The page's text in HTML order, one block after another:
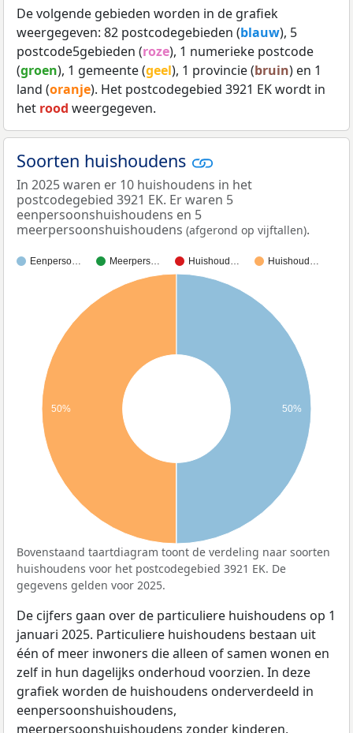
De volgende gebieden worden in de grafiek
weergegeven: 82 postcodegebieden (blauw), 5
postcode5gebieden (roze), 1 numerieke postcode
(groen), 1 gemeente (geel), 1 provincie (bruin) en 1
land (oranje). Het postcodegebied 3921 EK wordt in
het rood weergegeven.
Soorten huishoudens
In 2025 waren er 10 huishoudens in het
postcodegebied 3921 EK. Er waren 5
eenpersoonshuishoudens en 5
meerpersoonshuishoudens (afgerond op vijftallen).
Eenperso… Meerpers… Huishoud… Huishoud…
50% 50%
Bovenstaand taartdiagram toont de verdeling naar soorten
huishoudens voor het postcodegebied 3921 EK. De
gegevens gelden voor 2025.
De cijfers gaan over de particuliere huishoudens op 1
januari 2025. Particuliere huishoudens bestaan uit
één of meer inwoners die alleen of samen wonen en
zelf in hun dagelijks onderhoud voorzien. In deze
grafiek worden de huishoudens onderverdeeld in
eenpersoonshuishoudens,
meerpersoonshuishoudens zonder kinderen,